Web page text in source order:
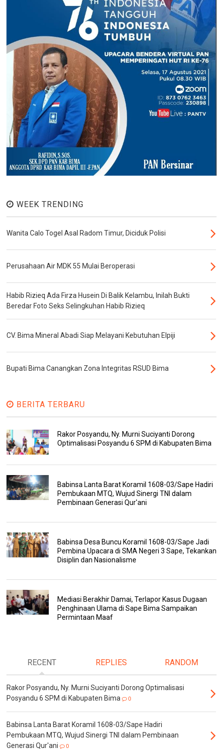
WEEK TRENDING
Wanita Calo Togel Asal Radom Timur, Diciduk Polisi
Perusahaan Air MDK 55 Mulai Beroperasi
Habib Rizieq Ada Firza Husein Di Balik Kelambu, Inilah Bukti
Beredar Foto Seks Selingkuhan Habib Rizieq
CV. Bima Mineral Abadi Siap Melayani Kebutuhan Elpiji
Bupati Bima Canangkan Zona Integritas RSUD Bima
BERITA TERBARU
Rakor Posyandu, Ny. Murni Suciyanti Dorong
Optimalisasi Posyandu 6 SPM di Kabupaten Bima
Babinsa Lanta Barat Koramil 1608-03/Sape Hadiri
Pembukaan MTQ, Wujud Sinergi TNI dalam
Pembinaan Generasi Qur'ani
Babinsa Desa Buncu Koramil 1608-03/Sape Jadi
Pembina Upacara di SMA Negeri 3 Sape, Tekankan
Disiplin dan Nasionalisme
Mediasi Berakhir Damai, Terlapor Kasus Dugaan
Penghinaan Ulama di Sape Bima Sampaikan
Permintaan Maaf
RECENT REPLIES RANDOM
Rakor Posyandu, Ny. Murni Suciyanti Dorong Optimalisasi
Posyandu 6 SPM di Kabupaten Bima
0
Babinsa Lanta Barat Koramil 1608-03/Sape Hadiri
Pembukaan MTQ, Wujud Sinergi TNI dalam Pembinaan
Generasi Qur'ani
0